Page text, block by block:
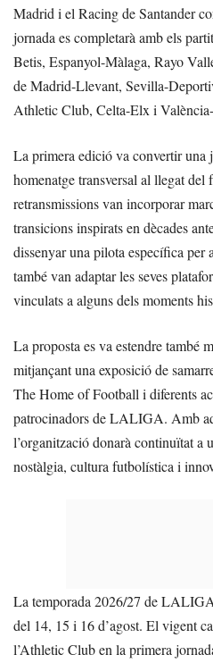
Madrid i el Racing de Santander
jornada es completarà amb els
Betis, Espanyol-Màlaga, Rayo
de Madrid-Llevant, Sevilla-
Athletic Club, Celta-Elx i
La primera edició va convertir una
homenatge transversal al llegat del
retransmissions van incorporar
transicions inspirats en dècades
dissenyar una pilota específica
també van adaptar les seves
vinculats a alguns dels moments
La proposta es va estendre també
mitjançant una exposició de
The Home of Football i diferents
patrocinadors de LALIGA. Amb
l’organització donarà continuïtat a
nostàlgia, cultura futbolística i
La temporada 2026/27 de
del 14, 15 i 16 d’agost. El vigent
l’Athletic Club en la primera